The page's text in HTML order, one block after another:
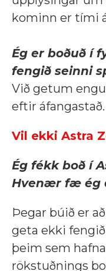
kominn er tími
Ég er boðuð í
fengið seinni
Við getum engu
eftir áfangastað.
Vil ekki Astra
Ég fékk boð í
Hvenær fæ ég
Þegar búið er
geta ekki
þeim sem
rökstuðnings